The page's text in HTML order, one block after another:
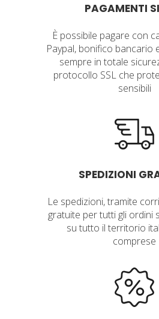
PAGAMENTI
È possibile pagare con
Paypal, bonifico bancario
sempre in totale
protocollo SSL che
sensibili
SPEDIZIONI
Le spedizioni, tramite
gratuite per tutti gli ordini
su tutto il territorio
comprese